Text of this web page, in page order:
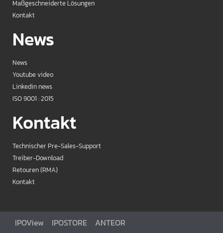
Maßgeschneiderte Lösungen
Kontakt
News
News
Youtube video
Linkedin news
ISO 9001 : 2015
Kontakt
Technischer Pre-Sales-Support
Treiber-Download
Retouren (RMA)
Kontakt
IPOView IPOSTORE ANTEOR